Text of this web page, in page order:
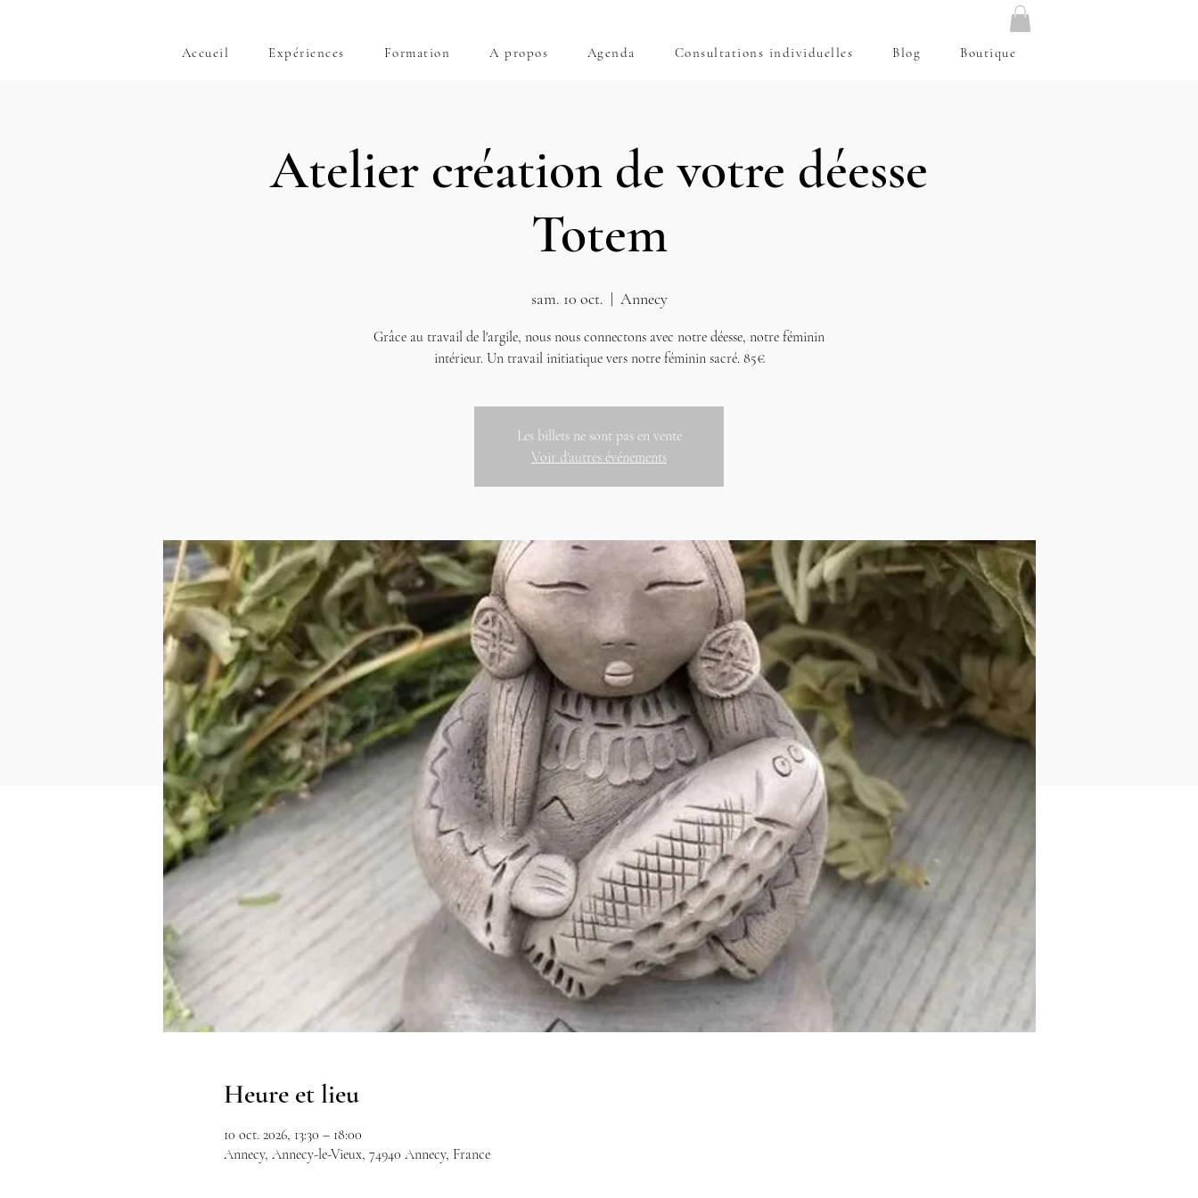
Accueil Expériences Formation A propos Agenda Consultations individuelles Blog Boutique
Atelier création de votre déesse
Totem
sam. 10 oct.
  |
Annecy
Grâce au travail de l'argile, nous nous connectons avec notre déesse, notre féminin
intérieur. Un travail initiatique vers notre féminin sacré. 85€
Les billets ne sont pas en vente
Voir d'autres événements
Heure et lieu
10 oct. 2026, 13:30 – 18:00
Annecy, Annecy-le-Vieux, 74940 Annecy, France